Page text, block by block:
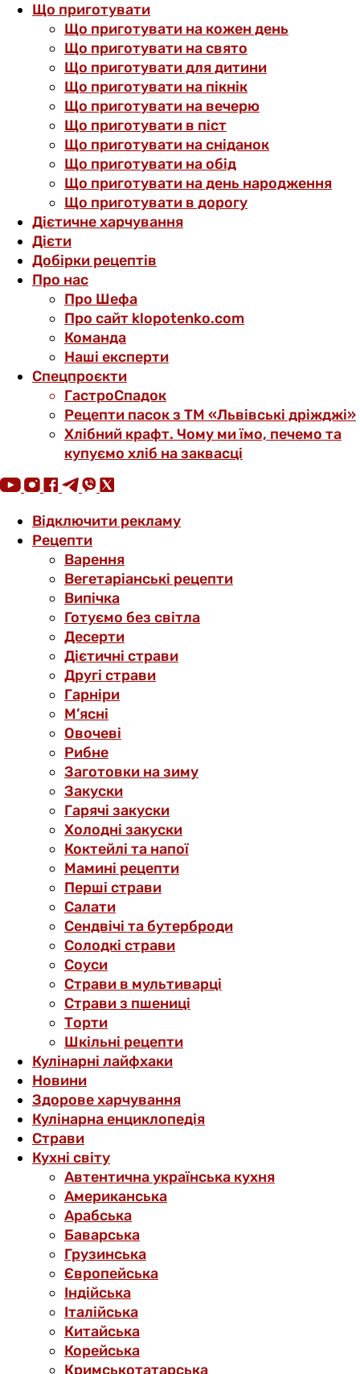
Що приготувати
Що приготувати на кожен день
Що приготувати на свято
Що приготувати для дитини
Що приготувати на пікнік
Що приготувати на вечерю
Що приготувати в піст
Що приготувати на сніданок
Що приготувати на обід
Що приготувати на день народження
Що приготувати в дорогу
Дієтичне харчування
Дієти
Добірки рецептів
Про нас
Про Шефа
Про сайт klopotenko.com
Команда
Наші експерти
Спецпроєкти
ГастроСпадок
Рецепти пасок з ТМ «Львівські дріжджі»
Хлібний крафт. Чому ми їмо, печемо та
купуємо хліб на заквасці
Відключити рекламу
Рецепти
Варення
Вегетаріанські рецепти
Випічка
Готуємо без світла
Десерти
Дієтичні страви
Другі страви
Гарніри
М’ясні
Овочеві
Рибне
Заготовки на зиму
Закуски
Гарячі закуски
Холодні закуски
Коктейлі та напої
Мамині рецепти
Перші страви
Салати
Сендвічі та бутерброди
Солодкі страви
Соуси
Страви в мультиварці
Страви з пшениці
Торти
Шкільні рецепти
Кулінарні лайфхаки
Новини
Здорове харчування
Кулінарна енциклопедія
Страви
Кухні світу
Автентична українська кухня
Американська
Арабська
Баварська
Грузинська
Європейська
Індійська
Італійська
Китайська
Корейська
Кримськотатарська